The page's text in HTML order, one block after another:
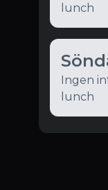
lunch
Ingen
lunch